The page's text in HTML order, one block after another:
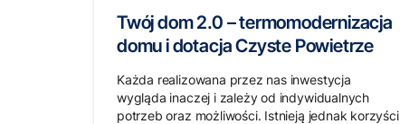
Twój dom 2.0 – termomodernizacja
domu i dotacja Czyste Powietrze
Każda realizowana przez nas inwestycja
wygląda inaczej i zależy od indywidualnych
potrzeb oraz możliwości. Istnieją jednak korzyści